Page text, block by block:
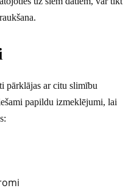
pārklājas ar citu slimību
papildu izmeklējumi, lai